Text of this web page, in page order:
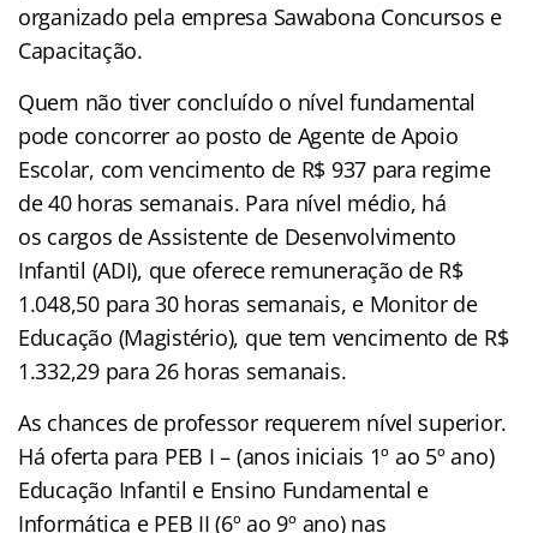
organizado pela empresa Sawabona Concursos e
Capacitação.
Quem não tiver concluído o nível fundamental
pode concorrer ao posto de Agente de Apoio
Escolar, com vencimento de R$ 937 para regime
de 40 horas semanais. Para nível médio, há
os cargos de Assistente de Desenvolvimento
Infantil (ADI), que oferece remuneração de R$
1.048,50 para 30 horas semanais, e Monitor de
Educação (Magistério), que tem vencimento de R$
1.332,29 para 26 horas semanais.
As chances de professor requerem nível superior.
Há oferta para PEB I – (anos iniciais 1º ao 5º ano)
Educação Infantil e Ensino Fundamental e
Informática e PEB II (6º ao 9º ano) nas